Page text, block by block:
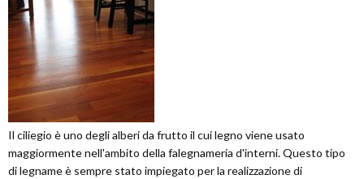
Il ciliegio è uno degli alberi da frutto il cui legno viene usato
maggiormente nell'ambito della falegnameria d'interni. Questo tipo
di legname è sempre stato impiegato per la realizzazione di